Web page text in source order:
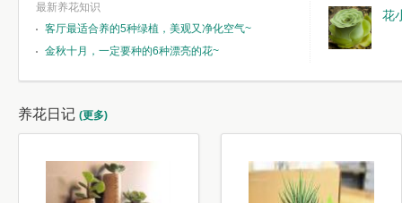
最新养花知识
客厅最适合养的5种绿植，美观又净化空气~
金秋十月，一定要种的6种漂亮的花~
花
养花日记 (更多)